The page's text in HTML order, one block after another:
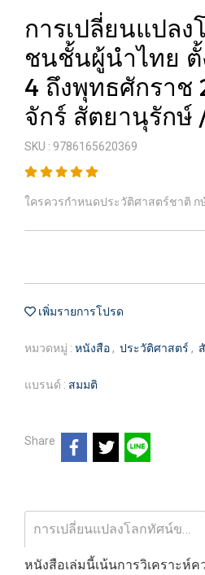
การเปลี่ยนแปล
ชนชั้นผู้นำไทย
4 ถึงพุทธศักราช
จักร์ สัตยานุรักษ์
SKU : 9786165620369
ใครควรกำหนดประวัติศาสตร์ชาติ
เพิ่มรายการโปรด
หมวดหมู่ : หนังสือ , ประวัติศาสตร์ ,
แบรนด์ : สมมติ
Share
หนังสือเล่มนี้เน้นการวิเคราะห์ค